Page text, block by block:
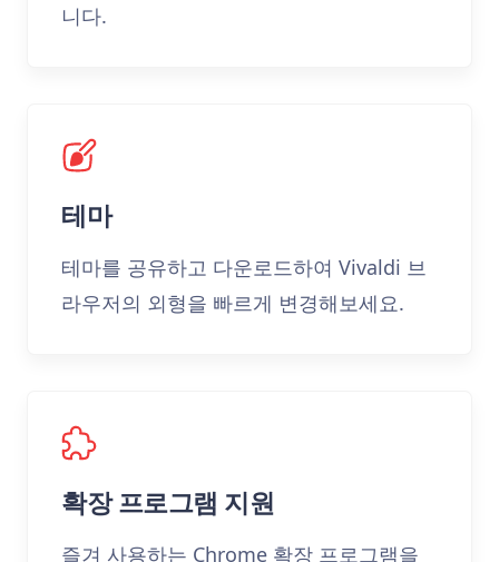
니다.
테마
테마를 공유하고 다운로드하여 Vivaldi 브
라우저의 외형을 빠르게 변경해보세요.
확장 프로그램 지원
즐겨 사용하는 Chrome 확장 프로그램을